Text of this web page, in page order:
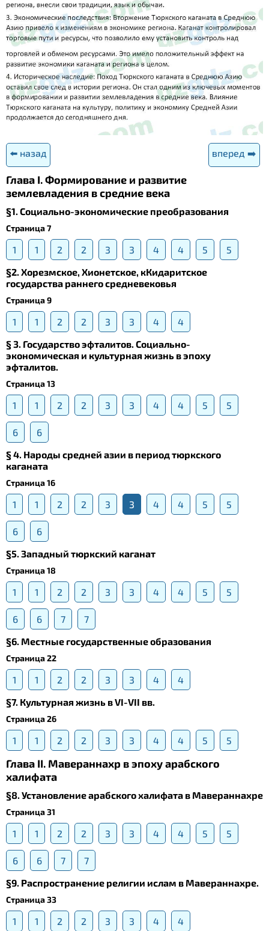
⬅️ назад вперед ➡️
Глава I. Формирование и развитие
землевладения в средние века
§1. Социально-экономические преобразования
Страница 7
1 1 2 2 3 3 4 4 5
5
§2. Хорезмское, Хионетское, кКидаритское
государства раннего средневековья
Страница 9
1 1 2 2 3 3 4
4
§ 3. Государство эфталитов. Социально-
экономическая и культурная жизнь в эпоху
эфталитов.
Страница 13
1 1 2 2 3 3 4 4 5 5
6
6
§ 4. Народы средней азии в период тюркского
каганата
Страница 16
1 1 2 2 3 3 4 4 5 5
6
6
§5. Западный тюркский каганат
Страница 18
1 1 2 2 3 3 4 4 5 5
6 6 7
7
§6. Местные государственные образования
Страница 22
1 1 2 2 3 3 4
4
§7. Культурная жизнь в VI-VII вв.
Страница 26
1 1 2 2 3 3 4 4 5 5
Глава II. Мавераннахр в эпоху арабского
халифата
§8. Установление арабского халифата в Мавераннахре
Страница 31
1 1 2 2 3 3 4 4 5 5
6 6 7
7
§9. Распространение религии ислам в Мавераннахре.
Страница 33
1 1 2 2 3 3 4 4